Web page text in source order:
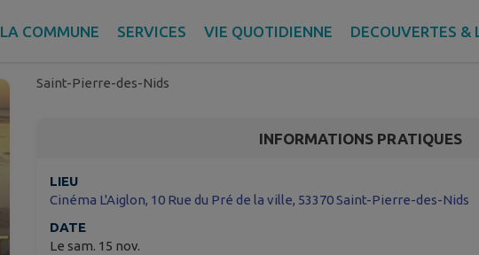
LA COMMUNE SERVICES VIE QUOTIDIENNE DECOUVERTES &
HIRONDELLES CHRONIQUE
Saint-Pierre-des-Nids
INFORMATIONS PRATIQUES
LIEU
Cinéma L'Aiglon, 10 Rue du Pré de la ville, 53370 Saint-Pierre-des-Nids
DATE
Le sam. 15 nov.